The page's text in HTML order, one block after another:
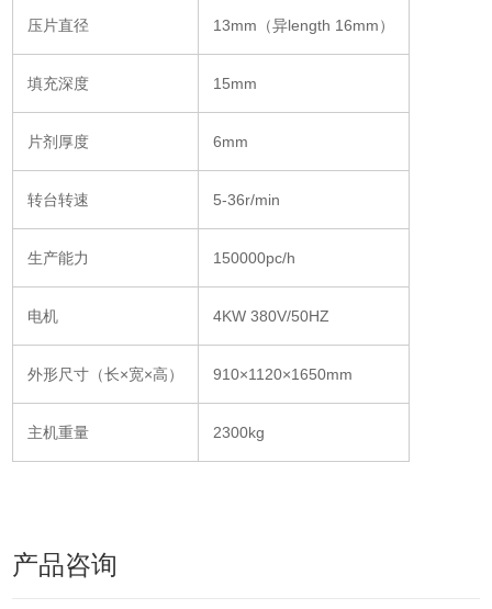
压片直径 13mm（异length 16mm）
填充深度 15mm
片剂厚度 6mm
转台转速 5-36r/min
生产能力 150000pc/h
电机 4KW 380V/50HZ
外形尺寸（长×宽×高） 910×1120×1650mm
主机重量 2300kg
产品咨询